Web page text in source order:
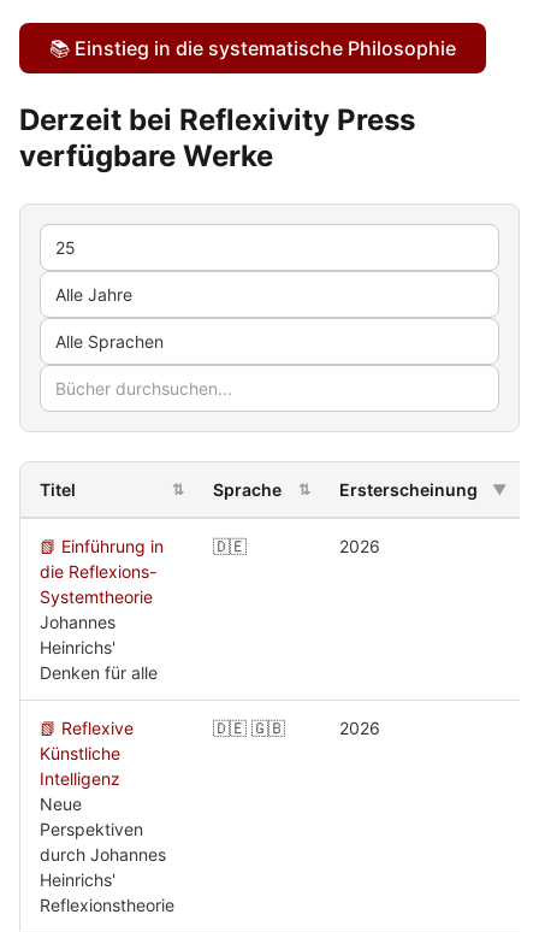
📚 Einstieg in die systematische Philosophie
Derzeit bei Reflexivity Press
verfügbare Werke
Titel ⇅ Sprache ⇅ Ersterscheinung ▼
📗 Einführung in
die Reflexions-
Systemtheorie
Johannes
Heinrichs'
Denken für alle
🇩🇪 2026
📗 Reflexive
Künstliche
Intelligenz
Neue
Perspektiven
durch Johannes
Heinrichs'
Reflexionstheorie
🇩🇪 🇬🇧 2026